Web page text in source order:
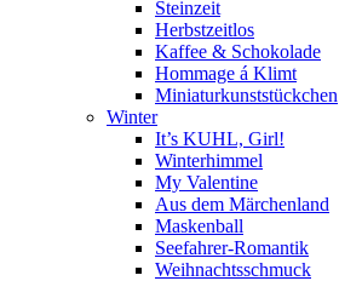
Steinzeit
Herbstzeitlos
Kaffee & Schokolade
Hommage á Klimt
Miniaturkunststückchen
Winter
It’s KUHL, Girl!
Winterhimmel
My Valentine
Aus dem Märchenland
Maskenball
Seefahrer-Romantik
Weihnachtsschmuck